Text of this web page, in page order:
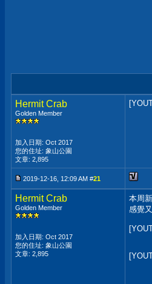
Hermit Crab
Golden Member
加入日期: Oct 2017
您的住址: 象山公園
文章: 2,895
2019-12-16, 12:09 AM #21
Hermit Crab
Golden Member
加入日期: Oct 2017
您的住址: 象山公園
文章: 2,895
本周
感覺